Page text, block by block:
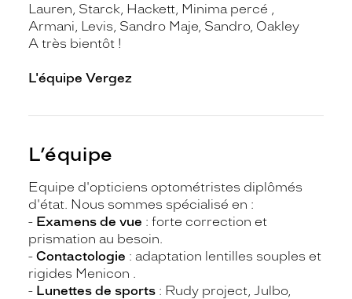
Lauren, Starck, Hackett, Minima percé ,
Armani, Levis, Sandro Maje, Sandro, Oakley
A très bientôt !
L'équipe Vergez
L’équipe
Equipe d'opticiens optométristes diplômés
d'état. Nous sommes spécialisé en :
- Examens de vue : forte correction et
prismation au besoin.
- Contactologie : adaptation lentilles souples et
rigides Menicon .
- Lunettes de sports : Rudy project, Julbo,